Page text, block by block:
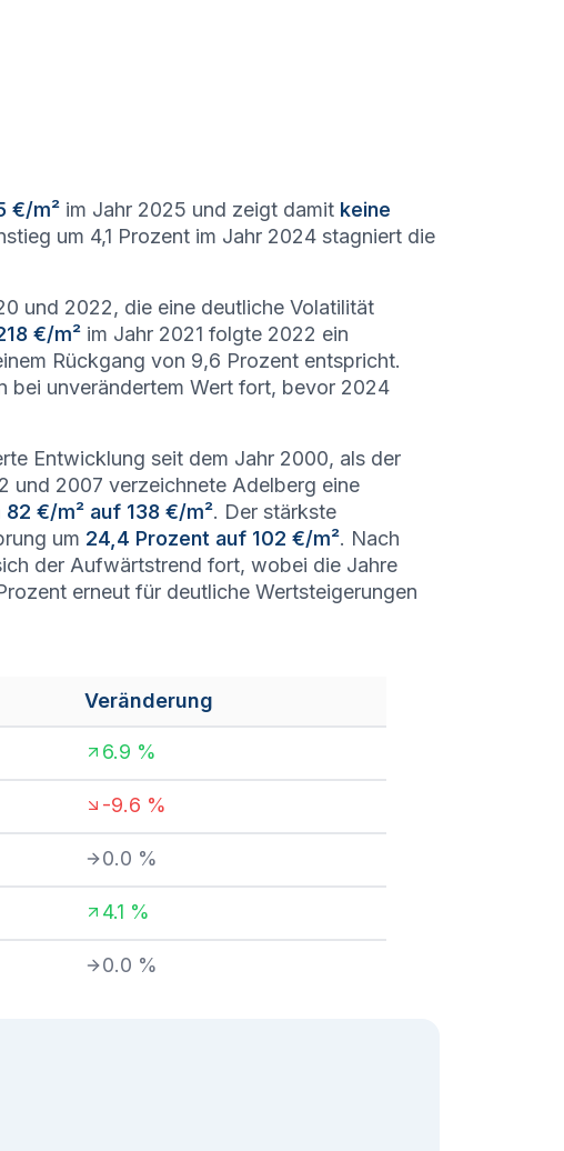
€/m² im Jahr 2025 und zeigt damit keine
um 4,1 Prozent im Jahr 2024 stagniert die
und 2022, die eine deutliche Volatilität
€/m² im Jahr 2021 folgte 2022 ein
Rückgang von 9,6 Prozent entspricht.
bei unverändertem Wert fort, bevor 2024
Entwicklung seit dem Jahr 2000, als der
und 2007 verzeichnete Adelberg eine
82 €/m² auf 138 €/m². Der stärkste
um 24,4 Prozent auf 102 €/m². Nach
der Aufwärtstrend fort, wobei die Jahre
erneut für deutliche Wertsteigerungen
Veränderung
6.9 %
-9.6 %
0.0 %
4.1 %
0.0 %